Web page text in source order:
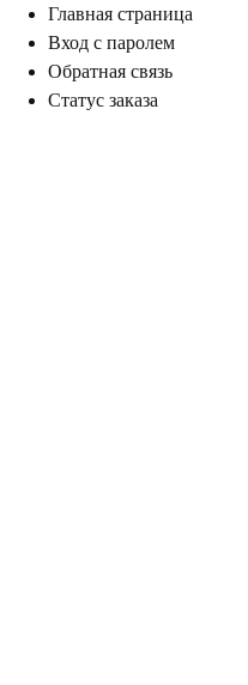
Главная страница
ход с паролем
Обратная связь
Статус заказа